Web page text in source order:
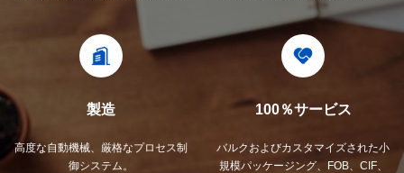
ます.
製造
高度な自動機械、厳格なプロセス制
御システム。
100％サービス
バルクおよびカスタマイズされた小
規模パッケージング、FOB、CIF、